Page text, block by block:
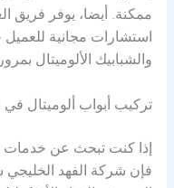
ممكنة. أيضا، يوفر
استشارات مجانية
والشبابيك الألوميتال
تركيب أبواب ألوميتال في
إذا كنت تبحث عن خدمات
فإن شركة الفهد